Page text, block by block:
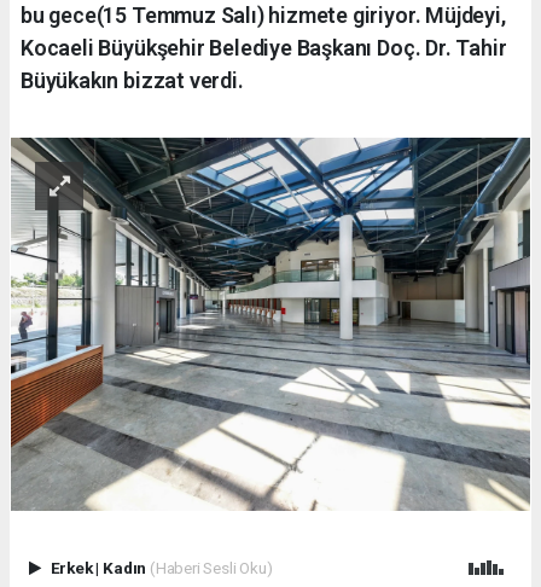
bu gece(15 Temmuz Salı) hizmete giriyor. Müjdeyi,
Kocaeli Büyükşehir Belediye Başkanı Doç. Dr. Tahir
Büyükakın bizzat verdi.
Erkek| Kadın (Haberi Sesli Oku)